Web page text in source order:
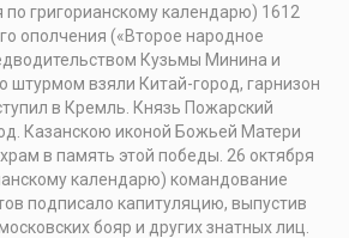
по григорианскому календарю) 1612
ополчения («Второе народное
Кузьмы Минина и
штурмом взяли Китай-город, гарнизон
в Кремль. Князь Пожарский
Казанскою иконой Божьей Матери
в память этой победы. 26 октября
календарю) командование
подписало капитуляцию, выпустив
бояр и других знатных лиц.